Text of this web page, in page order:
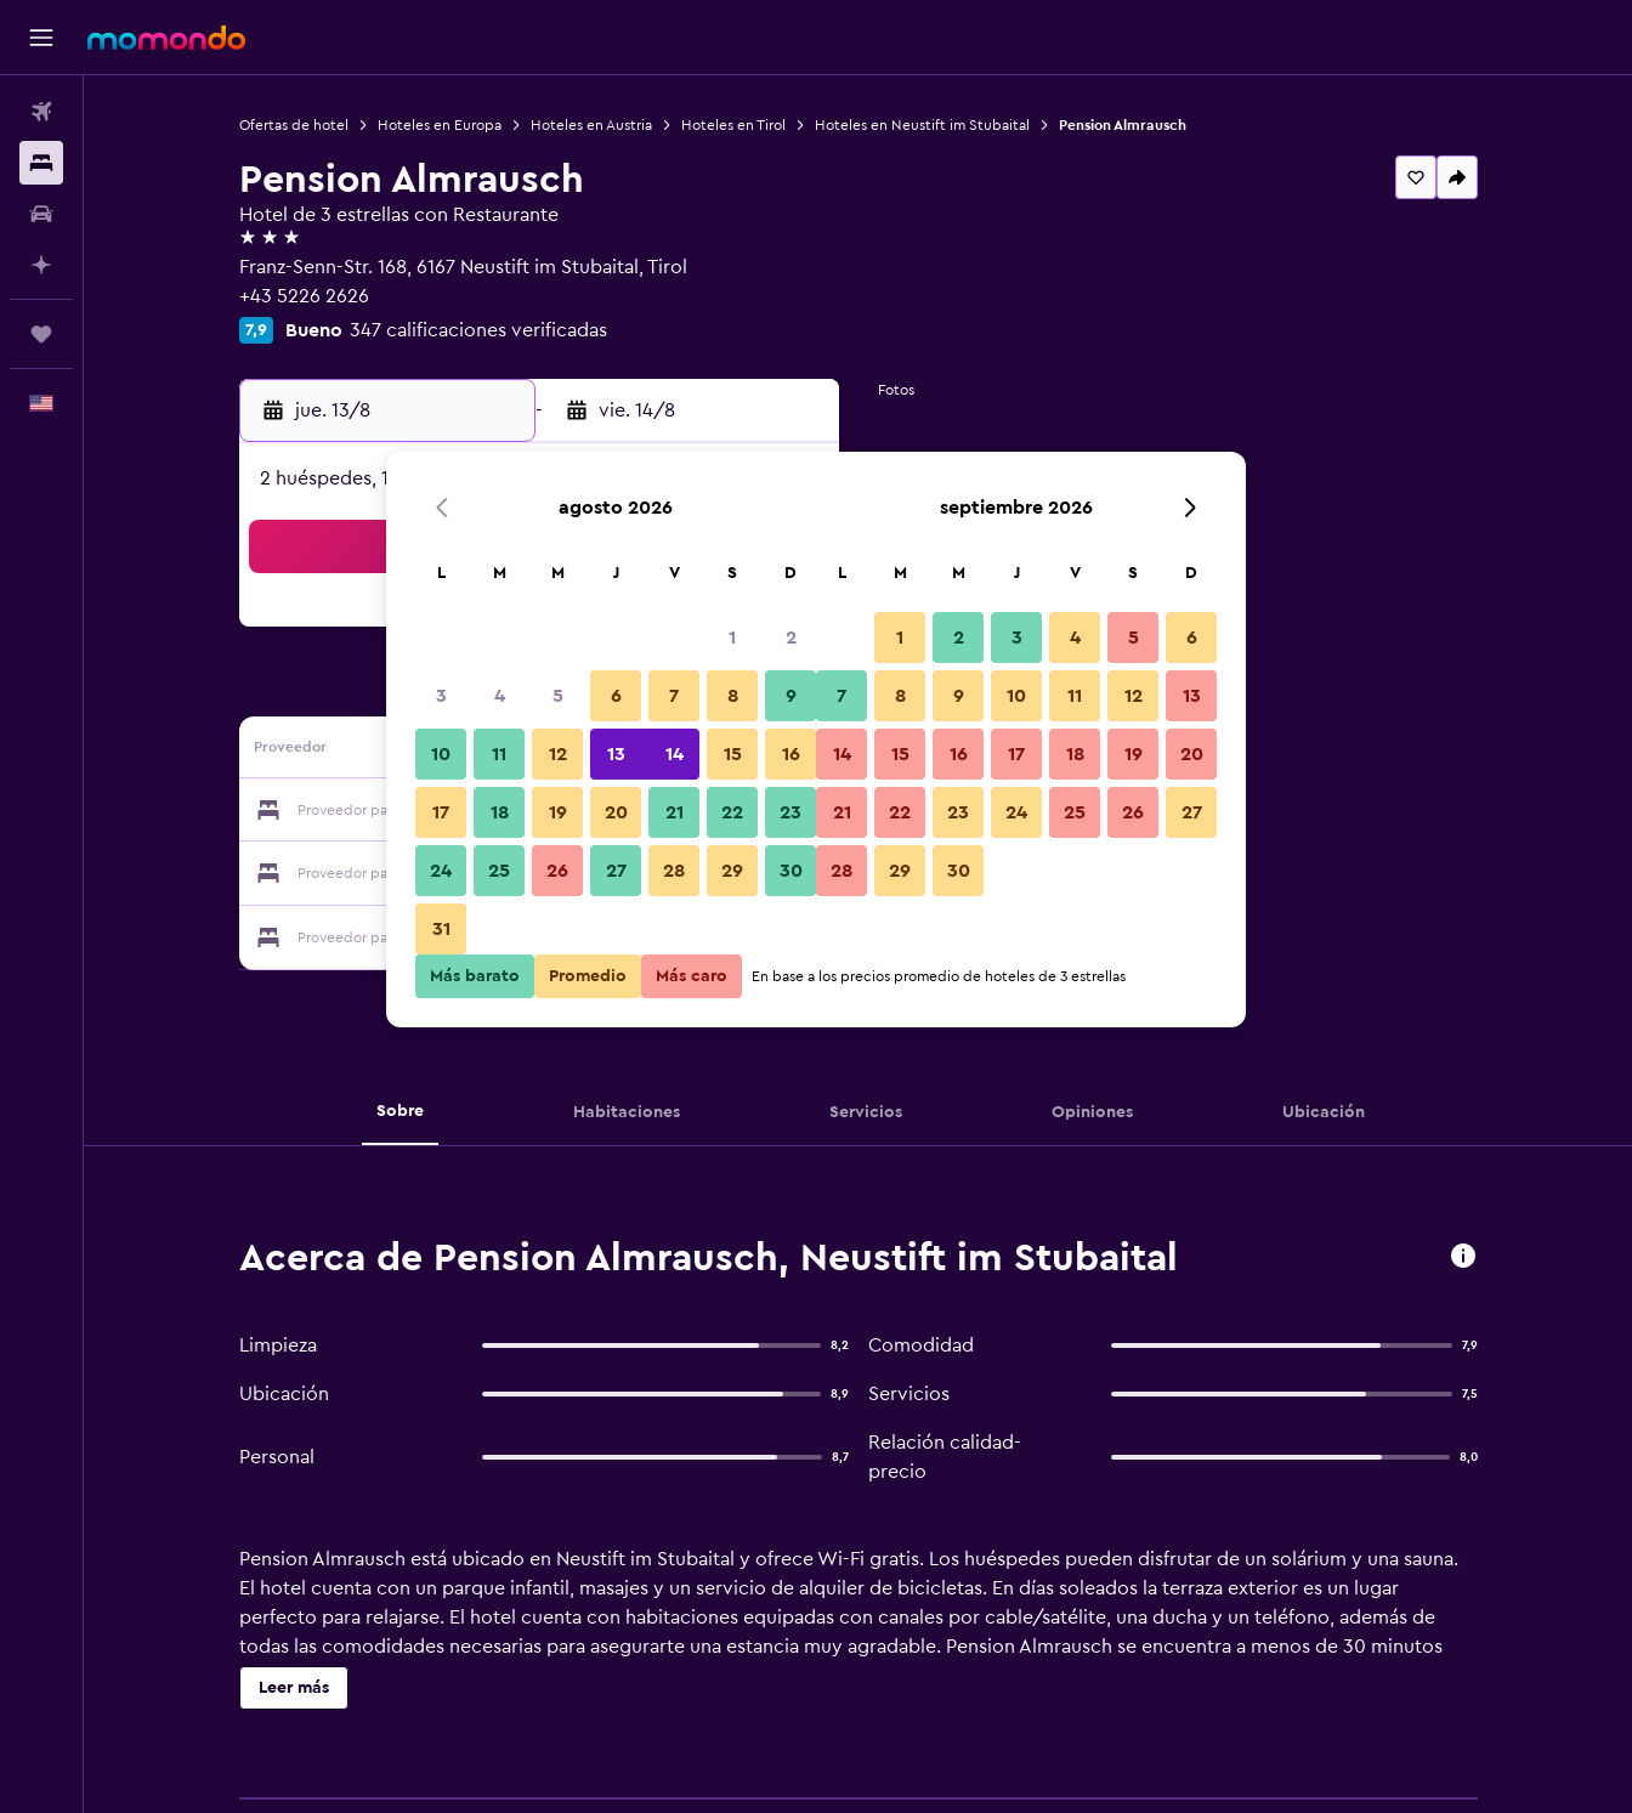
Ofertas de hotel Hoteles en Europa Hoteles en Austria Hoteles en Tirol Hoteles en Neustift im Stubaital Pension Almrausch
Pension Almrausch
Hotel de 3 estrellas con Restaurante
3 estrellas
Franz-Senn-Str. 168, 6167 Neustift im Stubaital, Tirol
+43 5226 2626
7,9 Bueno 347 calificaciones verificadas
jue. 13/8 - vie. 14/8
2 huéspedes, 1 habitación
Proveedor
Proveedor para Pension Almrausch Ver precios
Proveedor para Pension Almrausch Ver precios
Proveedor para Pension Almrausch
Fotos
Sobre Habitaciones Servicios Opiniones Ubicación
Acerca de Pension Almrausch, Neustift im Stubaital
Limpieza 8,2 Comodidad 7,9
Ubicación 8,9 Servicios 7,5
Personal 8,7
Relación calidad-
precio
8,0
Pension Almrausch está ubicado en Neustift im Stubaital y ofrece Wi-Fi gratis. Los huéspedes pueden disfrutar de un solárium y una sauna.
El hotel cuenta con un parque infantil, masajes y un servicio de alquiler de bicicletas. En días soleados la terraza exterior es un lugar
perfecto para relajarse. El hotel cuenta con habitaciones equipadas con canales por cable/satélite, una ducha y un teléfono, además de
todas las comodidades necesarias para asegurarte una estancia muy agradable. Pension Almrausch se encuentra a menos de 30 minutos
conduciendo del Aeropuerto de Innsbruck Kranebitten. También ofrece una ubicación estupenda para visitar lugares de interés como
Innsbruck y Fulpmes .
Leer más
agosto 2026
L M M J V S D
1 2
3 4 5 6 7 8 9
10 11 12 13 14 15 16
17 18 19 20 21 22 23
24 25 26 27 28 29 30
31
septiembre 2026
L M M J V S D
1 2 3 4 5 6
7 8 9 10 11 12 13
14 15 16 17 18 19 20
21 22 23 24 25 26 27
28 29 30
Más barato Promedio Más caro En base a los precios promedio de hoteles de 3 estrellas